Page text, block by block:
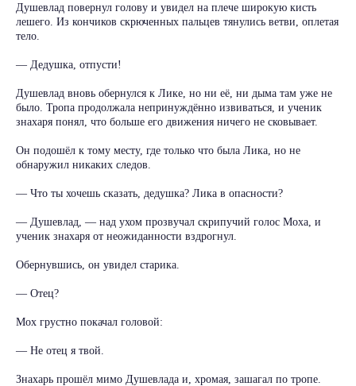
Душевлад повернул голову и увидел на плече широкую кисть
лешего. Из кончиков скрюченных пальцев тянулись ветви, оплетая
тело.
— Дедушка, отпусти!
Душевлад вновь обернулся к Лике, но ни её, ни дыма там уже не
было. Тропа продолжала непринуждённо извиваться, и ученик
знахаря понял, что больше его движения ничего не сковывает.
Он подошёл к тому месту, где только что была Лика, но не
обнаружил никаких следов.
— Что ты хочешь сказать, дедушка? Лика в опасности?
— Душевлад, — над ухом прозвучал скрипучий голос Моха, и
ученик знахаря от неожиданности вздрогнул.
Обернувшись, он увидел старика.
— Отец?
Мох грустно покачал головой:
— Не отец я твой.
Знахарь прошёл мимо Душевлада и, хромая, зашагал по тропе.